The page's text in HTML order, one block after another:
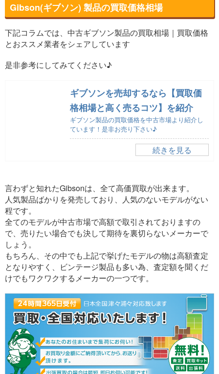
Gibson(ギブソン) 製品の買取価格相場
下記コラムでは、中古ギブソン製品の買取相場｜買取価格
とおススメ業者をシェアしています
是非参考にしてみてください♪
ギブソンを売却するなら【買取価
格相場と高く売るコツ】を紹介
ギブソン製品の買取価格を中古市場より紹介し
ています！是非お売り下さい♪
続きを見る
言わずと知れたGibsonは、全て高価買取が出来ます。
人気製品ばかりを発売しており、人気のないモデルがない
程です。
全てのモデルが中古市場で高額で取引されておりますの
で、売りたい場合でも決して期待を裏切らないメーカーで
しょう。
もちろん、その中でも上記で挙げたモデルの物は高額査定
となりやすく、ビンテージ製品も多い為、査定額を聞くだ
けでもワクワクするメーカーの一つです。